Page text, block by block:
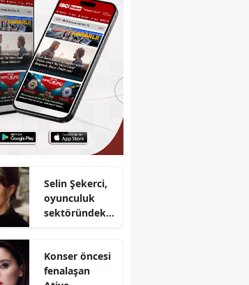
Selin Şekerci,
oyunculuk
sektöründeki
tepki gösterdi
mi?
Konser öncesi
fenalaşan